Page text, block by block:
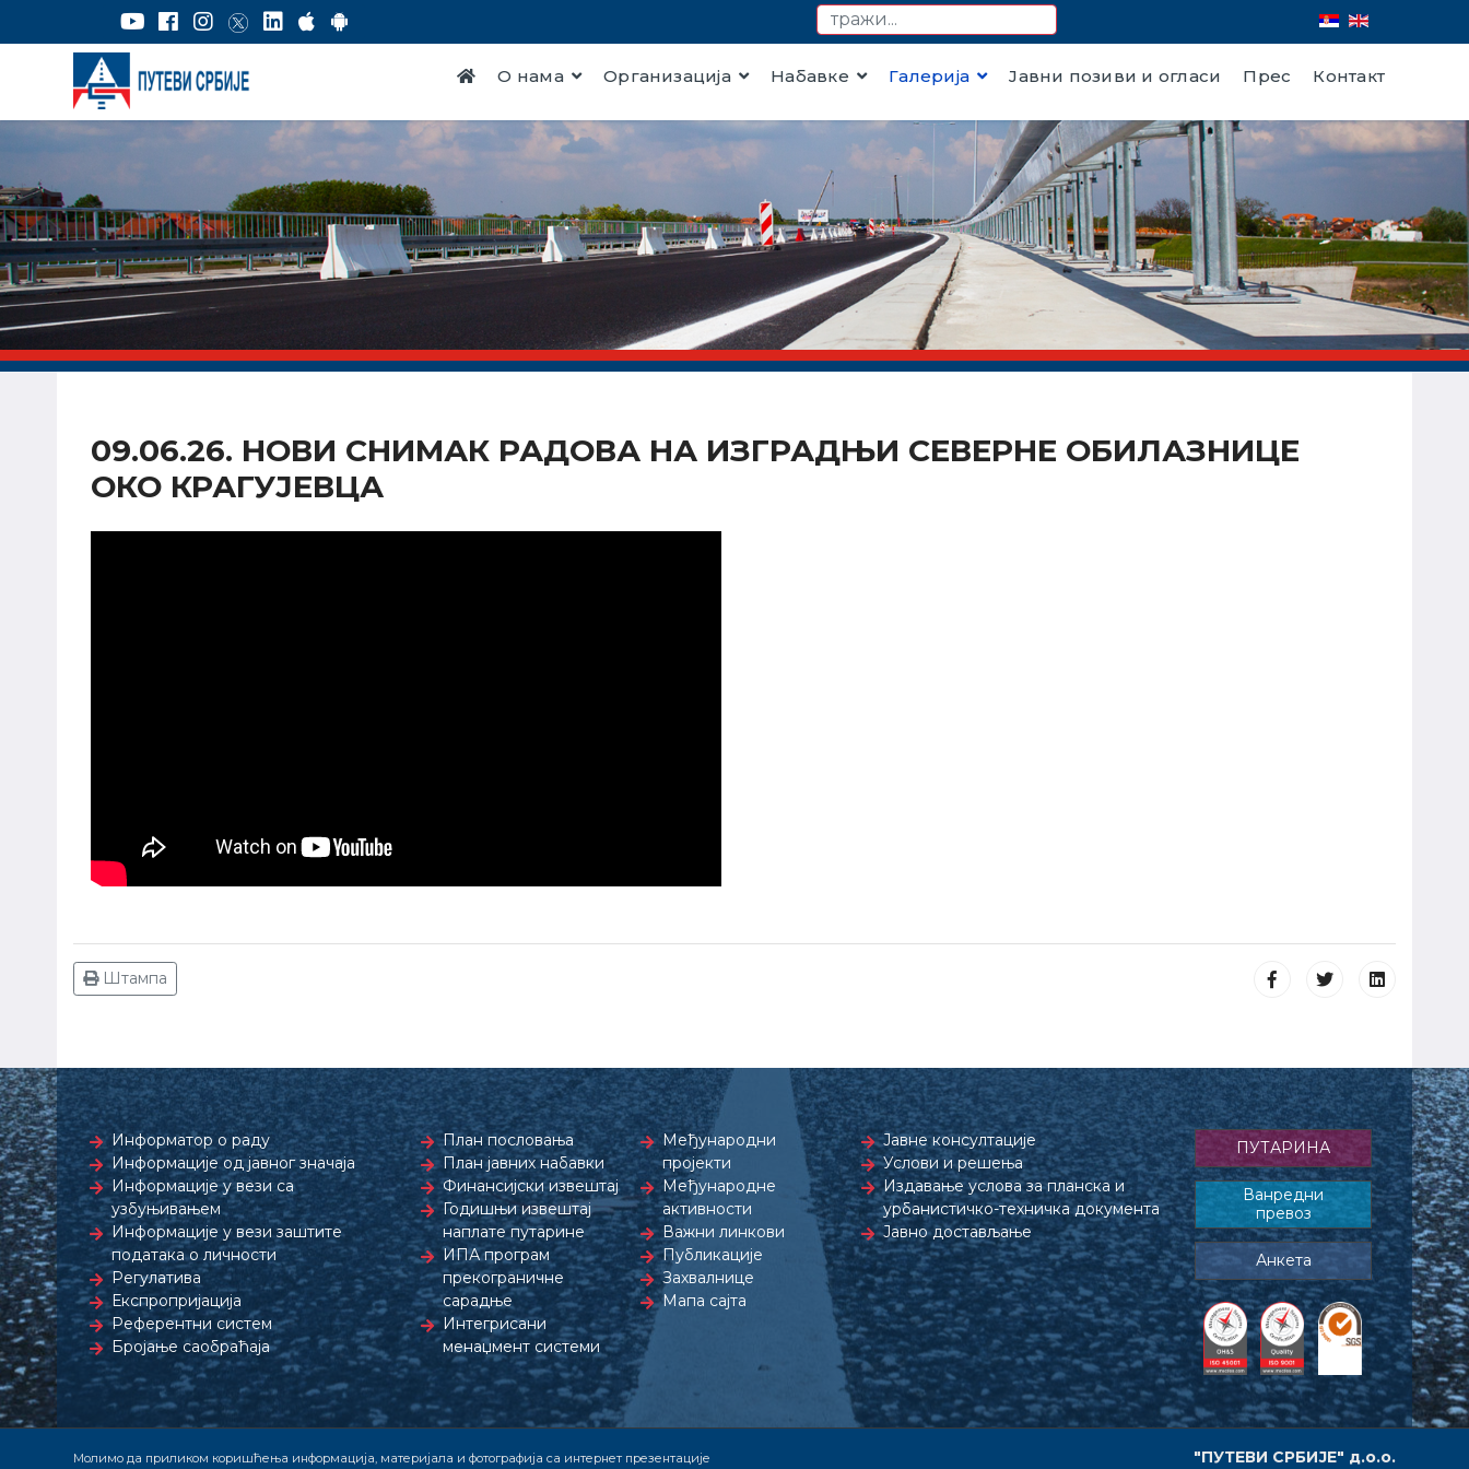
О нама Организација Набавке Галерија Јавни позиви и огласи Прес Контакт
09.06.26. НОВИ СНИМАК РАДОВА НА ИЗГРАДЊИ СЕВЕРНЕ ОБИЛАЗНИЦЕ
ОКО КРАГУЈЕВЦА
Штампа
Информатор о раду
Информације од јавног значаја
Информације у вези са
узбуњивањем
Информације у вези заштите
података о личности
Регулатива
Експропријација
Референтни систем
Бројање саобраћаја
План пословања
План јавних набавки
Финансијски извештај
Годишњи извештај
наплате путарине
ИПА програм
прекограничне
сарадње
Интегрисани
менаџмент системи
Међународни
пројекти
Међународне
активности
Важни линкови
Публикације
Захвалнице
Мапа сајта
Јавне консултације
Услови и решења
Издавање услова за планска и
урбанистичко-техничка документа
Јавно достављање
ПУТАРИНА
Ванредни
превоз
Анкета
Молимо да приликом коришћења информација, материјала и фотографија са интернет презентације "ПУТЕВИ СРБИЈЕ" д.о.о.